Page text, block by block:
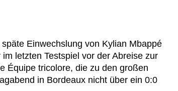
Einwechslung von Kylian Mbappé
letzten Testspiel vor der Abreise zur
Équipe tricolore, die zu den großen
in Bordeaux nicht über ein 0:0